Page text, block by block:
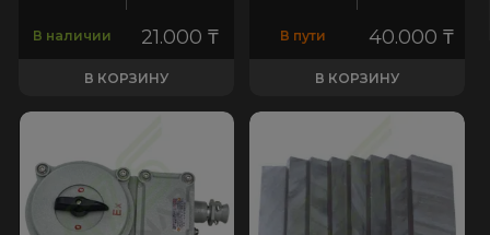
В наличии 21.000₸
В КОРЗИНУ
В пути 40.000 ₸
В КОРЗИНУ